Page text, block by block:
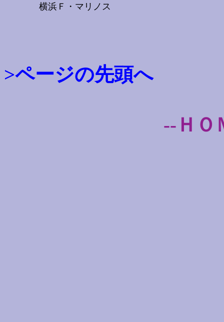
横浜Ｆ・マリノス
>ページの先頭へ
--ＨＯ